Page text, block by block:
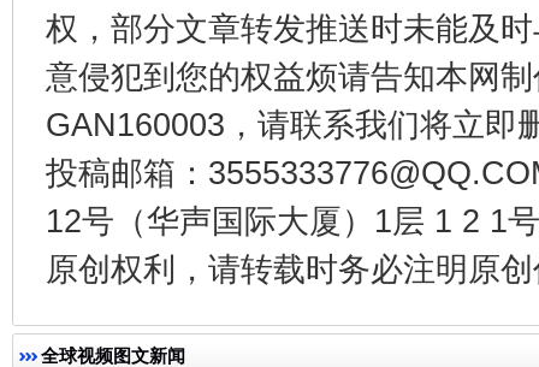
权，部分文章转发推送时未能及
意侵犯到您的权益烦请告知本网
GAN160003，请联系我们将立即
投稿邮箱：
12号（华声国际大厦）1层 1 2 1
原创权利，请转载时务必注明原
全球视频图文新闻
东山县通报“牛蛙产品抗生素超标问题”